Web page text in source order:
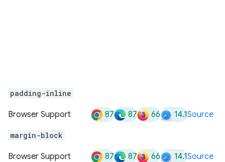
padding-inline
Browser Support 87 87 66 14.1Source
margin-block
Browser Support 87 87 66 14.1Source